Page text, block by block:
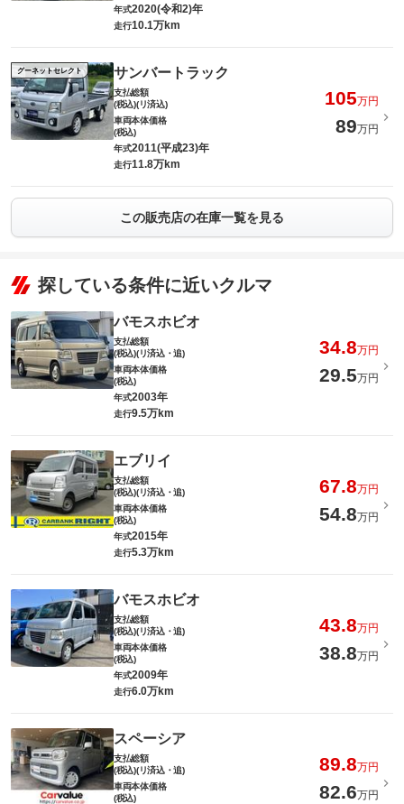
年式2020(令和2)年
走行10.1万km
グーネットセレクト サンバートラック
支払総額
(税込)(リ済込)
105万円
車両本体価格
(税込)
89万円
年式2011(平成23)年
走行11.8万km
この販売店の在庫一覧を見る
探している条件に近いクルマ
バモスホビオ
支払総額
(税込)(リ済込・追)
34.8万円
車両本体価格
(税込)
29.5万円
年式2003年
走行9.5万km
エブリイ
支払総額
(税込)(リ済込・追)
67.8万円
車両本体価格
(税込)
54.8万円
年式2015年
走行5.3万km
バモスホビオ
支払総額
(税込)(リ済込・追)
43.8万円
車両本体価格
(税込)
38.8万円
年式2009年
走行6.0万km
スペーシア
支払総額
(税込)(リ済込・追)
89.8万円
車両本体価格
(税込)
82.6万円